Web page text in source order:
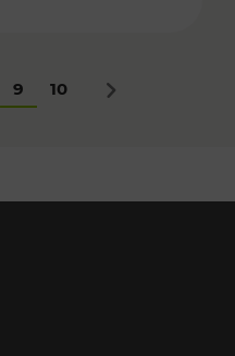
9 10 Nächstes